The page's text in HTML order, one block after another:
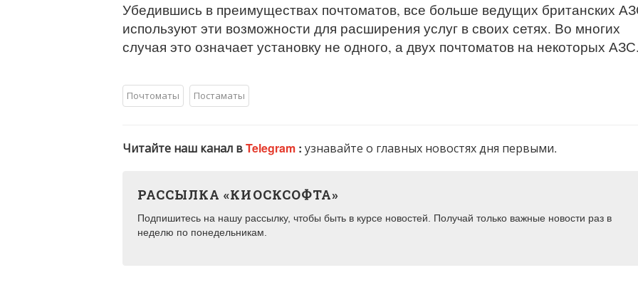
Убедившись в преимуществах почтоматов, все больше ведущих британских
используют эти возможности для расширения услуг в своих сетях. Во многих
случая это означает установку не одного, а двух почтоматов на некоторых АЗС.
Почтоматы Постаматы
Читайте наш канал вTelegram : узнавайте о главных новостях дня первыми.
РАССЫЛКА «КИОСКСОФТА»
Подпишитесь на нашу рассылку, чтобы быть в курсе новостей. Получай только важные новости раз в
неделю по понедельникам.